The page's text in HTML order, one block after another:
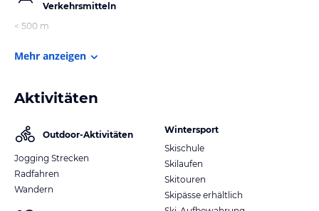
Verkehrsmitteln
< 500 m
Mehr anzeigen
Aktivitäten
Outdoor-Aktivitäten
Jogging Strecken
Radfahren
Wandern
Wintersport
Skischule
Skilaufen
Skitouren
Skipässe erhältlich